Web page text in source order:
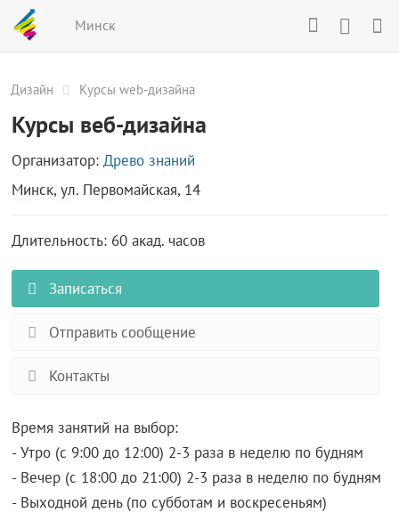
Минск
Дизайн Курсы web-дизайна
Курсы веб-дизайна
Организатор:Древо знаний
Минск, ул. Первомайская, 14
Длительность: 60 акад. часов
Записаться
Отправить сообщение
Контакты
Время занятий на выбор:
- Утро (с 9:00 до 12:00) 2-3 раза в неделю по будням
- Вечер (с 18:00 до 21:00) 2-3 раза в неделю по будням
- Выходной день (по субботам и воскресеньям)